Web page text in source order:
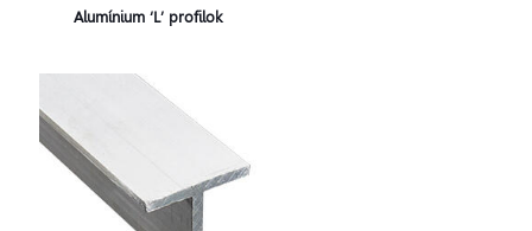
Alumínium ‘L’ profilok